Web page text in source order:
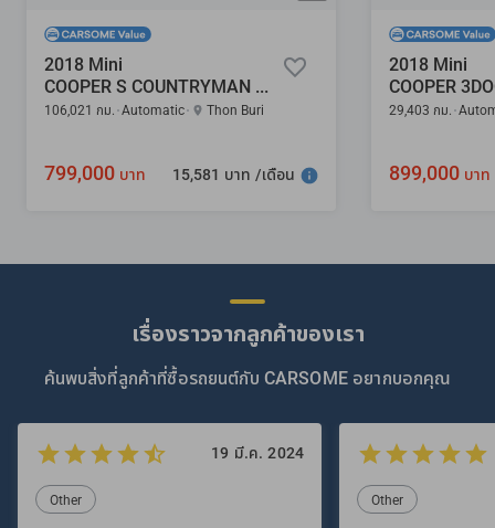
2018 Mini
COOPER S COUNTRYMAN 2.0
106,021 กม. Automatic Thon Buri
799,000 บาท 15,581 บาท /เดือน
2018 Mini
COOPER
29,403 กม.
899,000 บาท
เรื่องราวจากลูกค้าของเรา
ค้นพบสิ่งที่ลูกค้าที่ซื้อรถยนต์กับ CARSOME อยากบอกคุณ
19 มี.ค. 2024
Other Other